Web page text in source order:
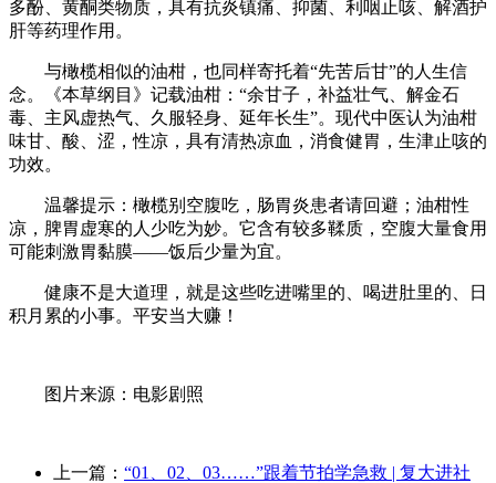
多酚、黄酮类物质，具有抗炎镇痛、抑菌、利咽止咳、解酒护
肝等药理作用。
与橄榄相似的油柑，也同样寄托着“先苦后甘”的人生信
念。《本草纲目》记载油柑：“余甘子，补益壮气、解金石
毒、主风虚热气、久服轻身、延年长生”。现代中医认为油柑
味甘、酸、涩，性凉，具有清热凉血，消食健胃，生津止咳的
功效。
温馨提示：橄榄别空腹吃，肠胃炎患者请回避；油柑性
凉，脾胃虚寒的人少吃为妙。它含有较多鞣质，空腹大量食用
可能刺激胃黏膜——饭后少量为宜。
健康不是大道理，就是这些吃进嘴里的、喝进肚里的、日
积月累的小事。平安当大赚！
图片来源：电影剧照
上一篇： “01、02、03……”跟着节拍学急救 | 复大进社